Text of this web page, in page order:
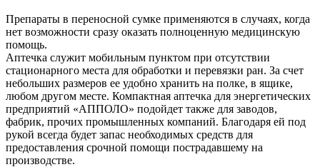
Препараты в переносной сумке применяются в случаях, когда
нет возможности сразу оказать полноценную медицинскую
помощь.
Аптечка служит мобильным пунктом при отсутствии
стационарного места для обработки и перевязки ран. За счет
небольших размеров ее удобно хранить на полке, в ящике,
любом другом месте. Компактная аптечка для энергетических
предприятий «АППОЛО» подойдет также для заводов,
фабрик, прочих промышленных компаний. Благодаря ей под
рукой всегда будет запас необходимых средств для
предоставления срочной помощи пострадавшему на
производстве.